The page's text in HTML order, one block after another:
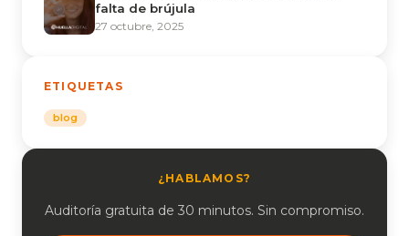
falta de brújula
27 octubre, 2025
ETIQUETAS
blog
¿HABLAMOS?
Auditoría gratuita de 30 minutos. Sin compromiso.